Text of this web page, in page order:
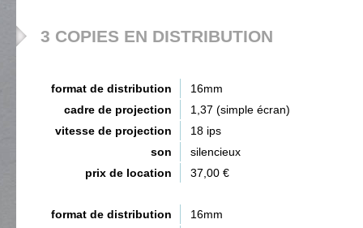
3 COPIES EN DISTRIBUTION
format de distribution
16mm
cadre de projection
1,37 (simple écran)
vitesse de projection
18 ips
son
silencieux
prix de location
37,00 €
format de distribution
16mm